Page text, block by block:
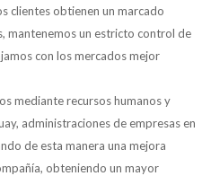
clientes obtienen un marcado
mantenemos un estricto control de
con los mercados mejor
mediante recursos humanos y
administraciones de empresas en
de esta manera una mejora
obteniendo un mayor